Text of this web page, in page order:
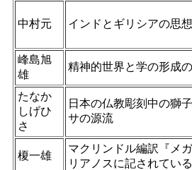
中村元 インドとギリシアの思
峰島旭
雄
精神的世界と学の形成
たなか
しげひ
さ
日本の仏教彫刻中の獅
サの源流
榎一雄
マクリンドル編訳『メ
リアノスに記されてい